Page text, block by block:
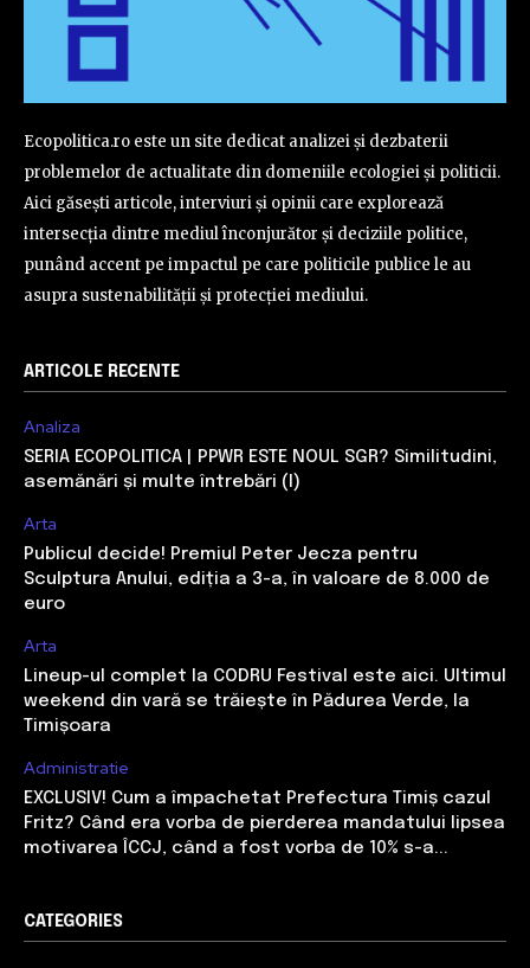
Ecopolitica.ro este un site dedicat analizei și dezbaterii
problemelor de actualitate din domeniile ecologiei și politicii.
Aici găsești articole, interviuri și opinii care explorează
intersecția dintre mediul înconjurător și deciziile politice,
punând accent pe impactul pe care politicile publice le au
asupra sustenabilității și protecției mediului.
ARTICOLE RECENTE
Analiza
SERIA ECOPOLITICA | PPWR ESTE NOUL SGR? Similitudini,
asemănări și multe întrebări (I)
Arta
Publicul decide! Premiul Peter Jecza pentru
Sculptura Anului, ediția a 3-a, în valoare de 8.000 de
euro
Arta
Lineup-ul complet la CODRU Festival este aici. Ultimul
weekend din vară se trăiește în Pădurea Verde, la
Timișoara
Administratie
EXCLUSIV! Cum a împachetat Prefectura Timiș cazul
Fritz? Când era vorba de pierderea mandatului lipsea
motivarea ÎCCJ, când a fost vorba de 10% s-a...
CATEGORIES